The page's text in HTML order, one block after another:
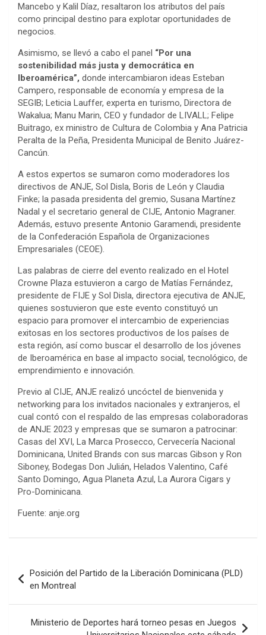
Mancebo y Kalil Díaz, resaltaron los atributos del país
como principal destino para explotar oportunidades de
negocios.
Asimismo, se llevó a cabo el panel “Por una
sostenibilidad más justa y democrática en
Iberoamérica”, donde intercambiaron ideas Esteban
Campero, responsable de economía y empresa de la
SEGIB; Leticia Lauffer, experta en turismo, Directora de
Wakalua; Manu Marin, CEO y fundador de LIVALL; Felipe
Buitrago, ex ministro de Cultura de Colombia y Ana Patricia
Peralta de la Peña, Presidenta Municipal de Benito Juárez-
Cancún.
A estos expertos se sumaron como moderadores los
directivos de ANJE, Sol Disla, Boris de León y Claudia
Finke; la pasada presidenta del gremio, Susana Martínez
Nadal y el secretario general de CIJE, Antonio Magraner.
Además, estuvo presente Antonio Garamendi, presidente
de la Confederación Española de Organizaciones
Empresariales (CEOE).
Las palabras de cierre del evento realizado en el Hotel
Crowne Plaza estuvieron a cargo de Matías Fernández,
presidente de FIJE y Sol Disla, directora ejecutiva de ANJE,
quienes sostuvieron que este evento constituyó un
espacio para promover el intercambio de experiencias
exitosas en los sectores productivos de los países de
esta región, así como buscar el desarrollo de los jóvenes
de Iberoamérica en base al impacto social, tecnológico, de
emprendimiento e innovación.
Previo al CIJE, ANJE realizó uncóctel de bienvenida y
networking para los invitados nacionales y extranjeros, el
cual contó con el respaldo de las empresas colaboradoras
de ANJE 2023 y empresas que se sumaron a patrocinar:
Casas del XVI, La Marca Prosecco, Cervecería Nacional
Dominicana, United Brands con sus marcas Gibson y Ron
Siboney, Bodegas Don Julián, Helados Valentino, Café
Santo Domingo, Agua Planeta Azul, La Aurora Cigars y
Pro-Dominicana.
Fuente: anje.org
de
entradas
Posición del Partido de la Liberación Dominicana (PLD)
en Montreal
Ministerio de Deportes hará torneo pesas en Juegos